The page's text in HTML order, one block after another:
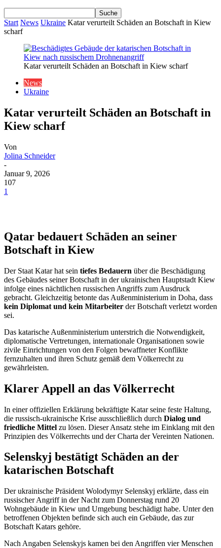
Start News Ukraine Katar verurteilt Schäden an Botschaft in Kiew
scharf
Katar verurteilt Schäden an Botschaft in Kiew scharf
News
Ukraine
Katar verurteilt Schäden an Botschaft in
Kiew scharf
Von
Jolina Schneider
-
Januar 9, 2026
107
1
Qatar bedauert Schäden an seiner
Botschaft in Kiew
Der Staat Katar hat sein tiefes Bedauern über die Beschädigung
des Gebäudes seiner Botschaft in der ukrainischen Hauptstadt Kiew
infolge eines nächtlichen russischen Angriffs zum Ausdruck
gebracht. Gleichzeitig betonte das Außenministerium in Doha, dass
kein Diplomat und kein Mitarbeiter der Botschaft verletzt worden
sei.
Das katarische Außenministerium unterstrich die Notwendigkeit,
diplomatische Vertretungen, internationale Organisationen sowie
zivile Einrichtungen von den Folgen bewaffneter Konflikte
fernzuhalten und ihren Schutz gemäß dem Völkerrecht zu
gewährleisten.
Klarer Appell an das Völkerrecht
In einer offiziellen Erklärung bekräftigte Katar seine feste Haltung,
die russisch-ukrainische Krise ausschließlich durch Dialog und
friedliche Mittel zu lösen. Dieser Ansatz stehe im Einklang mit den
Prinzipien des Völkerrechts und der Charta der Vereinten Nationen.
Selenskyj bestätigt Schäden an der
katarischen Botschaft
Der ukrainische Präsident Wolodymyr Selenskyj erklärte, dass ein
russischer Angriff in der Nacht zum Donnerstag rund 20
Wohngebäude in Kiew und Umgebung beschädigt habe. Unter den
betroffenen Objekten befinde sich auch ein Gebäude, das zur
Botschaft Katars gehöre.
Nach Angaben Selenskyjs kamen bei den Angriffen vier Menschen